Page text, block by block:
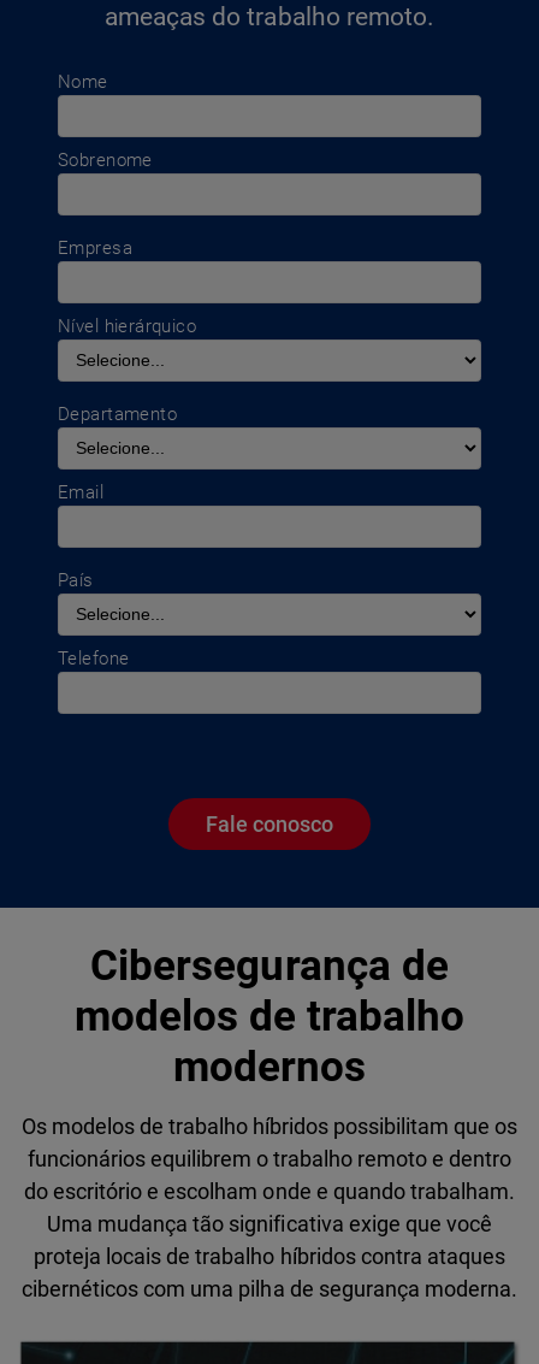
Nome
Sobrenome
Empresa
Nível hierárquico
Departamento
Email
País
Telefone
Fale conosco
ameaças do trabalho remoto.
Cibersegurança de
modelos de trabalho
modernos
Os modelos de trabalho híbridos possibilitam que os
funcionários equilibrem o trabalho remoto e dentro
do escritório e escolham onde e quando trabalham.
Uma mudança tão significativa exige que você
proteja locais de trabalho híbridos contra ataques
cibernéticos com uma pilha de segurança moderna.